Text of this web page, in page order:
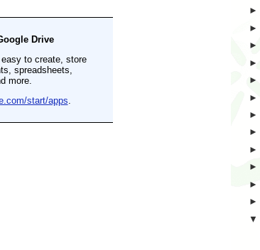
►
►
►
►
►
►
►
►
►
►
►
►
▼